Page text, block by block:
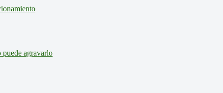
puede agravarlo